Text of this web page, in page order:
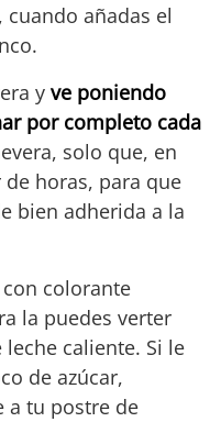
añadas el
y ve poniendo
por completo cada
solo que, en
horas, para que
bien adherida a la
colorante
la puedes verter
caliente. Si le
de azúcar,
a tu postre de